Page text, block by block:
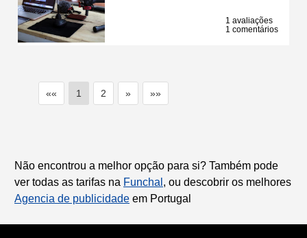
1 avaliações
1 comentários
«« 1 2 » »»
Não encontrou a melhor opção para si? Também pode
ver todas as tarifas na Funchal , ou descobrir os melhores
Agencia de publicidade em Portugal